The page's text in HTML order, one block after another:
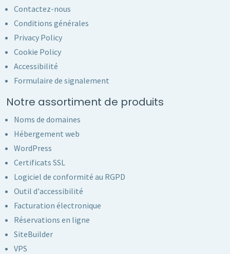
Contactez-nous
Conditions générales
Privacy Policy
Cookie Policy
Accessibilité
Formulaire de signalement
Notre assortiment de produits
Noms de domaines
Hébergement web
WordPress
Certificats SSL
Logiciel de conformité au RGPD
Outil d'accessibilité
Facturation électronique
Réservations en ligne
SiteBuilder
VPS